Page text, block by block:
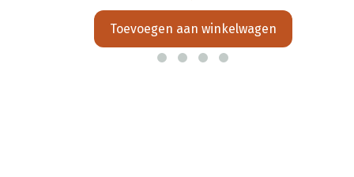
Toevoegen aan winkelwagen